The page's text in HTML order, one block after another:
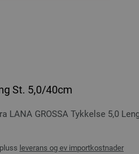
St. 5,0/40cm
LANA GROSSA Tykkelse 5,0
leverans og ev importkostnader